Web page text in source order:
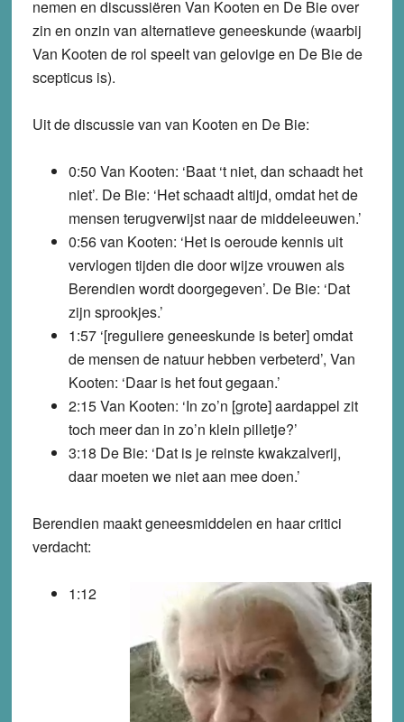
nemen en discussiëren Van Kooten en De Bie over
zin en onzin van alternatieve geneeskunde (waarbij
Van Kooten de rol speelt van gelovige en De Bie de
scepticus is).
Uit de discussie van van Kooten en De Bie:
0:50 Van Kooten: ‘Baat ‘t niet, dan schaadt het
niet’. De Bie: ‘Het schaadt altijd, omdat het de
mensen terugverwijst naar de middeleeuwen.’
0:56 van Kooten: ‘Het is oeroude kennis uit
vervlogen tijden die door wijze vrouwen als
Berendien wordt doorgegeven’. De Bie: ‘Dat
zijn sprookjes.’
1:57 ‘[reguliere geneeskunde is beter] omdat
de mensen de natuur hebben verbeterd’, Van
Kooten: ‘Daar is het fout gegaan.’
2:15 Van Kooten: ‘In zo’n [grote] aardappel zit
toch meer dan in zo’n klein pilletje?’
3:18 De Bie: ‘Dat is je reinste kwakzalverij,
daar moeten we niet aan mee doen.’
Berendien maakt geneesmiddelen en haar critici
verdacht:
1:12